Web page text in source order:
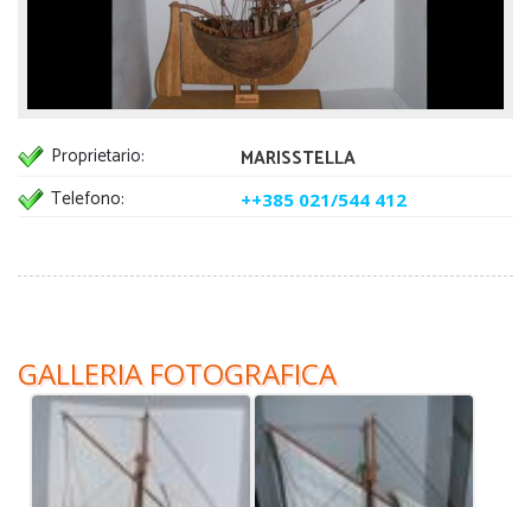
Proprietario:
MARISSTELLA
Telefono:
++385 021/544 412
GALLERIA FOTOGRAFICA